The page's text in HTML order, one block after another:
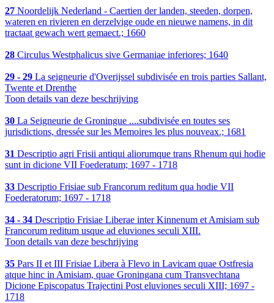
27 Noordelijk Nederland - Caertien der landen, steeden, dorpen,
wateren en rivieren en derzelvige oude en nieuwe namens, in dit
tractaat gewach wert gemaect.; 1660
28 Circulus Westphalicus sive Germaniae inferiores; 1640
29 - 29 La seigneurie d'Overijssel subdivisée en trois parties Sallant,
Twente et Drenthe
Toon details van deze beschrijving
30 La Seigneurie de Groningue ....subdivisée en toutes ses
jurisdictions, dressée sur les Memoires les plus nouveax.; 1681
31 Descriptio agri Frisii antiqui aliorumque trans Rhenum qui hodie
sunt in dicione VII Foederatum; 1697 - 1718
33 Descriptio Frisiae sub Francorum reditum qua hodie VII
Foederatorum; 1697 - 1718
34 - 34 Descriptio Frisiae Liberae inter Kinnenum et Amisiam sub
Francorum reditum usque ad eluviones seculi XIII.
Toon details van deze beschrijving
35 Pars II et III Frisiae Libera à Flevo in Lavicam quae Ostfresia
atque hinc in Amisiam, quae Groningana cum Transvechtana
Dicione Episcopatus Trajectini Post eluviones seculi XIII; 1697 -
1718